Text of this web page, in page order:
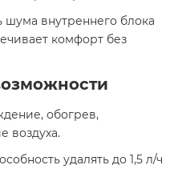
шума внутреннего блока
комфорт без
обогрев,
воздуха.​
удалять до 1,5 л/ч